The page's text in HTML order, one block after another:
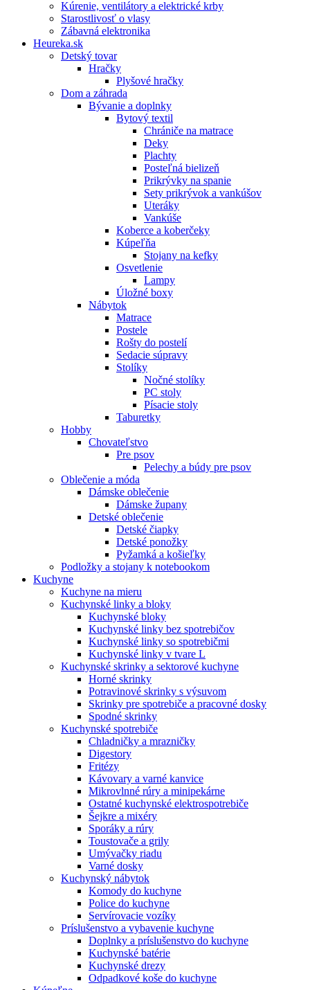
Kúrenie, ventilátory a elektrické krby
Starostlivosť o vlasy
Zábavná elektronika
Heureka.sk
Detský tovar
Hračky
Plyšové hračky
Dom a záhrada
Bývanie a doplnky
Bytový textil
Chrániče na matrace
Deky
Plachty
Posteľná bielizeň
Prikrývky na spanie
Sety prikrývok a vankúšov
Uteráky
Vankúše
Koberce a koberčeky
Kúpeľňa
Stojany na kefky
Osvetlenie
Lampy
Úložné boxy
Nábytok
Matrace
Postele
Rošty do postelí
Sedacie súpravy
Stolíky
Nočné stolíky
PC stoly
Písacie stoly
Taburetky
Hobby
Chovateľstvo
Pre psov
Pelechy a búdy pre psov
Oblečenie a móda
Dámske oblečenie
Dámske župany
Detské oblečenie
Detské čiapky
Detské ponožky
Pyžamká a košieľky
Podložky a stojany k notebookom
Kuchyne
Kuchyne na mieru
Kuchynské linky a bloky
Kuchynské bloky
Kuchynské linky bez spotrebičov
Kuchynské linky so spotrebičmi
Kuchynské linky v tvare L
Kuchynské skrinky a sektorové kuchyne
Horné skrinky
Potravinové skrinky s výsuvom
Skrinky pre spotrebiče a pracovné dosky
Spodné skrinky
Kuchynské spotrebiče
Chladničky a mrazničky
Digestory
Fritézy
Kávovary a varné kanvice
Mikrovlnné rúry a minipekárne
Ostatné kuchynské elektrospotrebiče
Šejkre a mixéry
Sporáky a rúry
Toustovače a grily
Umývačky riadu
Varné dosky
Kuchynský nábytok
Komody do kuchyne
Police do kuchyne
Servírovacie vozíky
Príslušenstvo a vybavenie kuchyne
Doplnky a príslušenstvo do kuchyne
Kuchynské batérie
Kuchynské drezy
Odpadkové koše do kuchyne